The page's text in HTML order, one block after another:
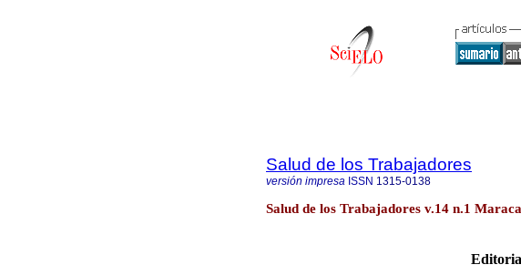
Salud de los Trabajadores
versión impresa ISSN 1315-0138
Salud de los Trabajadores v.14 n.1